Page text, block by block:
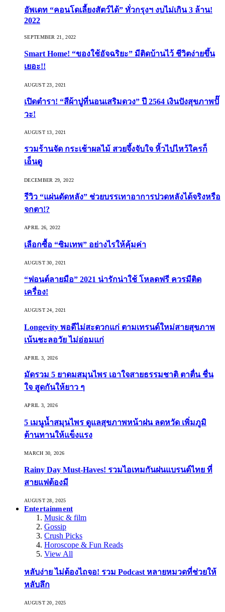
อัพเดท “คอนโดเลี้ยงสัตว์ได้” ทั่วกรุงฯ งบไม่เกิน 3 ล้าน!
2022
SEPTEMBER 21, 2022
Smart Home! “ของใช้อัจฉริยะ” มีติดบ้านไว้ ชีวิตง่ายขึ้น
เยอะ!!
AUGUST 23, 2021
เปิดตำรา! “สีผ้าปูที่นอนเสริมดวง” ปี 2564 เงินปังสุขภาพปั๊
วะ!
AUGUST 13, 2021
รวมร้านจัด กระเช้าผลไม้ สวยจึ้งจับใจ หิ้วไปไหว้ใครก็
เอ็นดู
DECEMBER 29, 2022
รีวิว “แผ่นดัดหลัง” ช่วยบรรเทาอาการปวดหลังได้จริงหรือ
จกตา!?
APRIL 26, 2022
เลือกซื้อ “ซิมเทพ” อย่างไรให้คุ้มค่า
AUGUST 30, 2021
“ฟอนต์ลายมือ” 2021 น่ารักน่าใช้ โหลดฟรี ควรมีติด
เครื่อง!
AUGUST 24, 2021
Longevity พอดีไม่สะดวกแก่ ตามเทรนด์ใหม่สายสุขภาพ
เน้นชะลอวัย ไม่อ่อมแก่
APRIL 3, 2026
มัดรวม 5 ยาดมสมุนไพร เอาใจสายธรรมชาติ ตาตื่น ชื่น
ใจ สูดกันให้ยาว ๆ
APRIL 3, 2026
5 เมนูน้ำสมุนไพร ดูแลสุขภาพหน้าฝน ลดหวัด เพิ่มภูมิ
ต้านทานให้แข็งแรง
MARCH 30, 2026
Rainy Day Must-Haves! รวมไอเทมกันฝนแบรนด์ไทย ที่
สายแฟต้องมี
AUGUST 28, 2025
Entertainment
Music & film
Gossip
Crush Picks
Horoscope & Fun Reads
View All
หลับง่าย ไม่ต้องไถจอ! รวม Podcast หลายหมวดที่ช่วยให้
หลับลึก
AUGUST 20, 2025